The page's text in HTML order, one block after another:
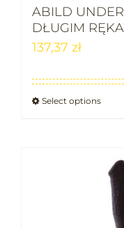
ABILD
DŁUGIM
137,37 zł
Select options